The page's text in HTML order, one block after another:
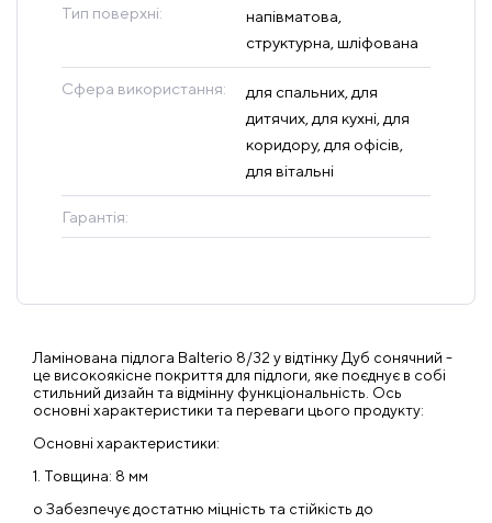
Тип поверхні:
напівматова,
структурна, шліфована
Сфера використання:
для спальних, для
дитячих, для кухні, для
коридору, для офісів,
для вітальні
Гарантія:
Ламінована підлога Balterio 8/32 у відтінку Дуб сонячний -
це високоякісне покриття для підлоги, яке поєднує в собі
стильний дизайн та відмінну функціональність. Ось
основні характеристики та переваги цього продукту:
Основні характеристики:
1. Товщина: 8 мм
o Забезпечує достатню міцність та стійкість до